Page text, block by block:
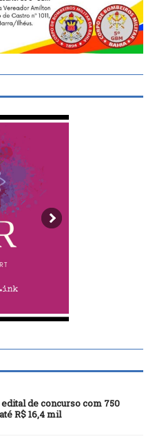
de concurso com 750
R$ 16,4 mil